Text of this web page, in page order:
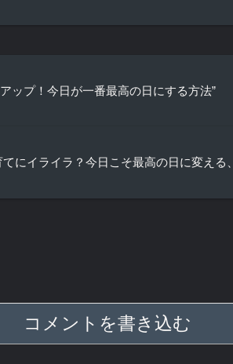
ップ！今日が一番最高の日にする方法”
てにイライラ？今日こそ最高の日に変え
コメントを書き込む